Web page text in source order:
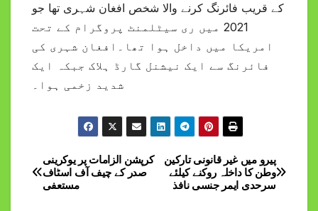
کے قریب فائرنگ کرنے والا شخص افغان شہری تھا جو
2021 میں ری سیٹلمنٹ پروگرام کے تحت
امریکا میں داخل ہوا تھا۔افغان شہری کی
فائرنگ سے ایک نیشنل گارڈ ہلاک جبکہ ایک
شدید زخمی ہوا۔
Post
navigation
پیرو میں غیر قانونی تارکین
وطن کا داخلہ روکنے کیلئے
سرحدی ایمر جنسی نافذ
کرپشن الزامات پر یوکرینی
صدر کے چیف آف اسٹاف
مستعفی